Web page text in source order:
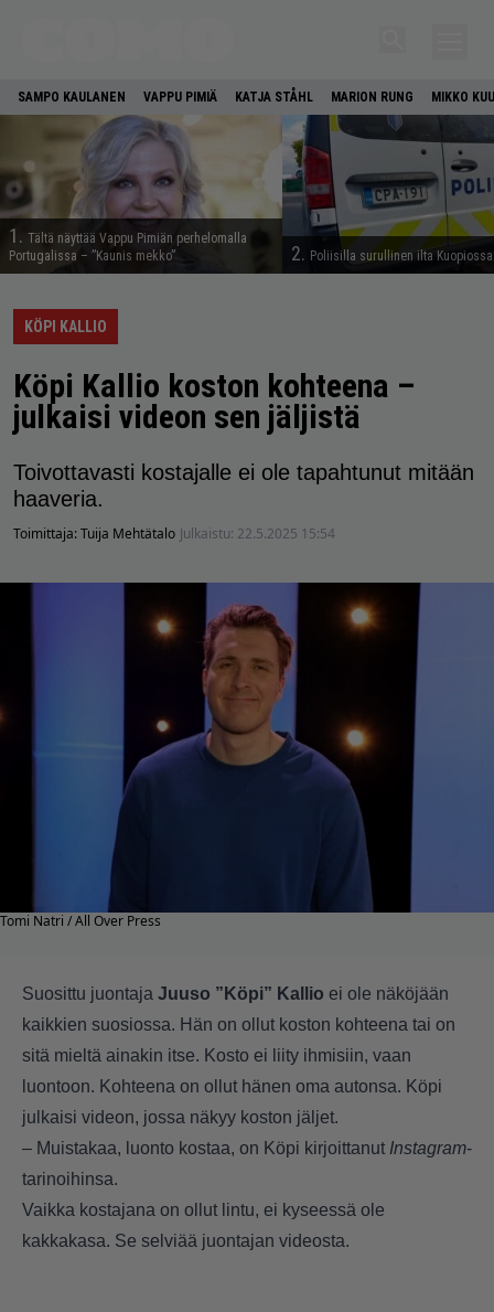
SAMPO KAULANEN VAPPU PIMIÄ KATJA STÅHL MARION RUNG MIKKO
1. Tältä näyttää Vappu Pimiän perhelomalla
Portugalissa – ”Kaunis mekko”
2. Poliisilla surullinen ilta
KÖPI KALLIO
Köpi Kallio koston kohteena –
julkaisi videon sen jäljistä
Toivottavasti kostajalle ei ole tapahtunut mitään
haaveria.
Toimittaja:Tuija Mehtätalo Julkaistu: 22.5.2025 15:54
Tomi Natri / All Over Press
Suosittu juontaja Juuso ”Köpi” Kallio ei ole näköjään
kaikkien suosiossa. Hän on ollut koston kohteena tai on
sitä mieltä ainakin itse. Kosto ei liity ihmisiin, vaan
luontoon. Kohteena on ollut hänen oma autonsa. Köpi
julkaisi videon, jossa näkyy koston jäljet.
– Muistakaa, luonto kostaa, on Köpi kirjoittanut Instagram-
tarinoihinsa.
Vaikka kostajana on ollut lintu, ei kyseessä ole
kakkakasa. Se selviää juontajan videosta.